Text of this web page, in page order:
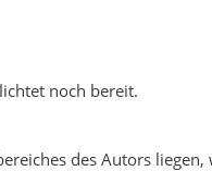
noch bereit.
des Autors liegen,